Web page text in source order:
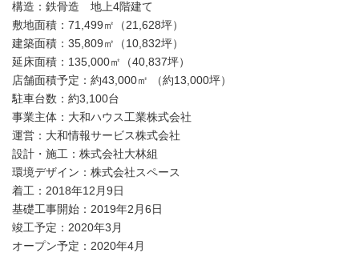
構造：鉄骨造 地上4階建て
敷地面積：71,499㎡（21,628坪）
建築面積：35,809㎡（10,832坪）
延床面積：135,000㎡（40,837坪）
店舗面積予定：約43,000㎡ （約13,000坪）
駐車台数：約3,100台
事業主体：大和ハウス工業株式会社
運営：大和情報サービス株式会社
設計・施工：株式会社大林組
環境デザイン：株式会社スペース
着工：2018年12月9日
基礎工事開始：2019年2月6日
竣工予定：2020年3月
オープン予定：2020年4月